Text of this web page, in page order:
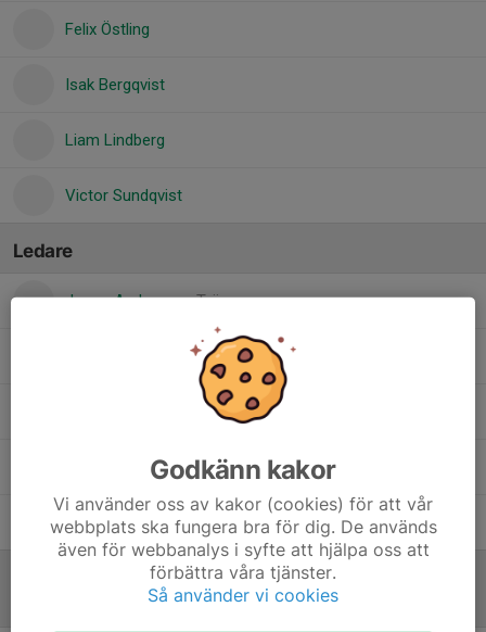
Felix Östling
Isak Bergqvist
Liam Lindberg
Victor Sundqvist
Ledare
Jonas AnderssonTränare
Tränare
Tränare
Sören Isaksson / SSKTränare
Tobias SkogsbergTränare
Godkänn kakor
Vi använder oss av kakor (cookies) för att vår
webbplats ska fungera bra för dig. De används
även för webbanalys i syfte att hjälpa oss att
förbättra våra tjänster.
Så använder vi cookies